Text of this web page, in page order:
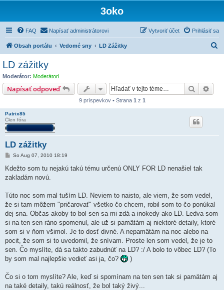
3oko
FAQ Napísať administrátorovi Prihlásiť sa
Vytvoriť účet
Obsah portálu Vedomé sny LD Zážitky
LD zážitky
Moderátor: Moderátori
Napísať odpoveď Hľadať
9 príspevkov • Strana 1 z 1
Patrix85
Člen fóra
LD zážitky
P
í
p
o
k
So Aug 07, 2010 18:19
Kdežto som tu nejakú takú tému určenú ONLY FOR LD nenašiel tak
zakladám novú.
Túto noc som mal tuším LD. Neviem to naisto, ale viem, že som vedel,
že si tam môžem "pričarovať" všetko čo chcem, robil som to čo ponúkal
dej sna. Občas akoby to bol sen sa mi zdá a inokedy ako LD. Ledva som
si na ten sen ráno spomenul, ale už si pamätám aj niektoré detaily, ktoré
som si v ňom všimol. Je to dosť divné. A nepamätám na noc alebo na
pocit, že som si to uvedomil, že snívam. Proste len som vedel, že je to
sen. Čo myslíte, dá sa takto zabudnúť na LD? :/ A bolo to vôbec LD? (To
by som mal najlepšie vedieť asi ja, čo?
)
Čo si o tom myslíte? Ale, keď si spomínam na ten sen tak si pamätám aj
na také detaily, takú reálnosť, že bol taký živý...